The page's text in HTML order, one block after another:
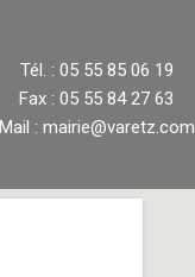
Tél. : 05 55 85 06 19
Fax : 05 55 84 27 63
Mail : mairie@varetz.com